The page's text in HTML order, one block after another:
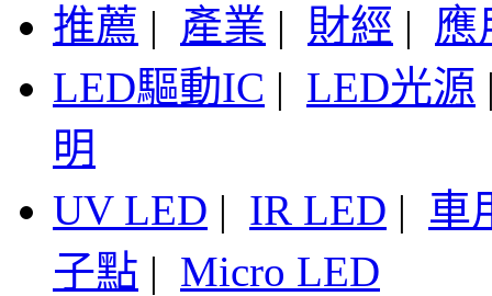
推薦 | 產業 | 財經 | 應
LED驅動IC | LED光源
明
UV LED | IR LED | 車
子點 | Micro LED